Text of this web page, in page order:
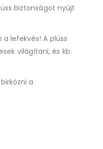
biztonságot nyújt
lefekvés! A plüss
világítani, és kb.
a